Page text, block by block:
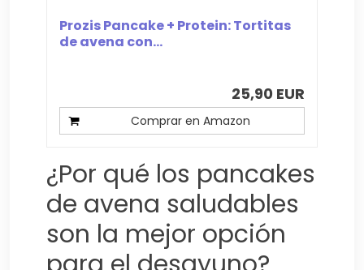
Prozis Pancake + Protein: Tortitas
de avena con...
25,90 EUR
Comprar en Amazon
¿Por qué los pancakes
de avena saludables
son la mejor opción